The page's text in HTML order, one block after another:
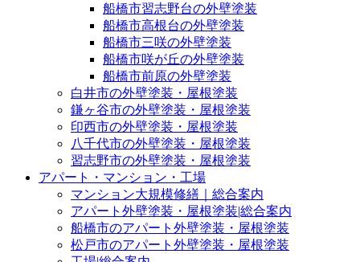
船橋市習志野台の外壁塗装
船橋市高根台の外壁塗装
船橋市三咲の外壁塗装
船橋市咲が丘の外壁塗装
船橋市前原の外壁塗装
白井市の外壁塗装・屋根塗装
鎌ヶ谷市の外壁塗装・屋根塗装
印西市の外壁塗装・屋根塗装
八千代市の外壁塗装・屋根塗装
習志野市の外壁塗装・屋根塗装
アパート・マンション・工場
マンション大規模修繕｜総合案内
アパート外壁塗装・屋根塗装|総合案内
船橋市のアパート外壁塗装・屋根塗装
松戸市のアパート外壁塗装・屋根塗装